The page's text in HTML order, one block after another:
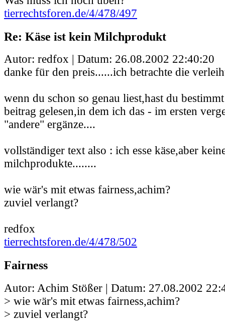
tierrechtsforen.de/4/478/497
Re: Käse ist kein Milchprodukt
Autor: redfox | Datum: 26.08.2002 22:40:20
danke für den preis......ich betrachte die
wenn du schon so genau liest,hast du
beitrag gelesen,in dem ich das - im ersten
"andere" ergänze....
vollständiger text also : ich esse käse,aber
milchprodukte........
wie wär's mit etwas fairness,achim?
zuviel verlangt?
redfox
tierrechtsforen.de/4/478/502
Fairness
Autor: Achim Stößer | Datum: 27.08.2002
> wie wär's mit etwas fairness,achim?
> zuviel verlangt?